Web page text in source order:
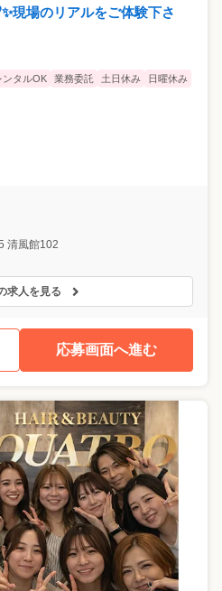
現場のリアルをご体験下さ
ンタルOK 業務委託 土日休み
日曜休み
清風館102
求人を見る
応募画面へ進む